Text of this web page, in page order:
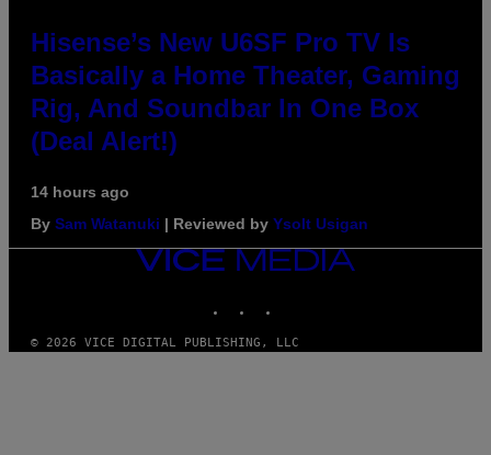
Hisense’s New U6SF Pro TV Is
Basically a Home Theater, Gaming
Rig, And Soundbar In One Box
(Deal Alert!)
14 hours ago
By Sam Watanuki | Reviewed by Ysolt Usigan
VICE
MEDIA
© 2026 VICE DIGITAL PUBLISHING, LLC